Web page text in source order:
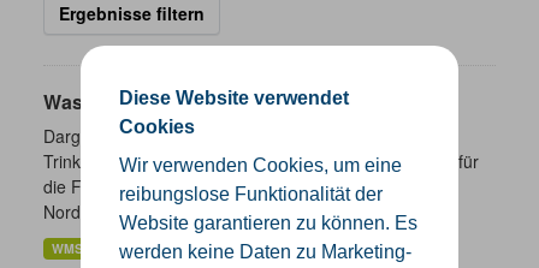
Diese Website verwendet
Cookies
Wir verwenden Cookies, um eine
reibungslose Funktionalität der
Website garantieren zu können. Es
werden keine Daten zu Marketing-
Ergebnisse filtern
Wasserschutzgebiete
Dargestellt werden die geplanten und festgesetzten
Trinkwasser- und Heilquellenschutzgebiete. Zuständig für
die Festsetzung von Wasserschutzgebieten sind in
Nordrhein-Westfalen...
WMS